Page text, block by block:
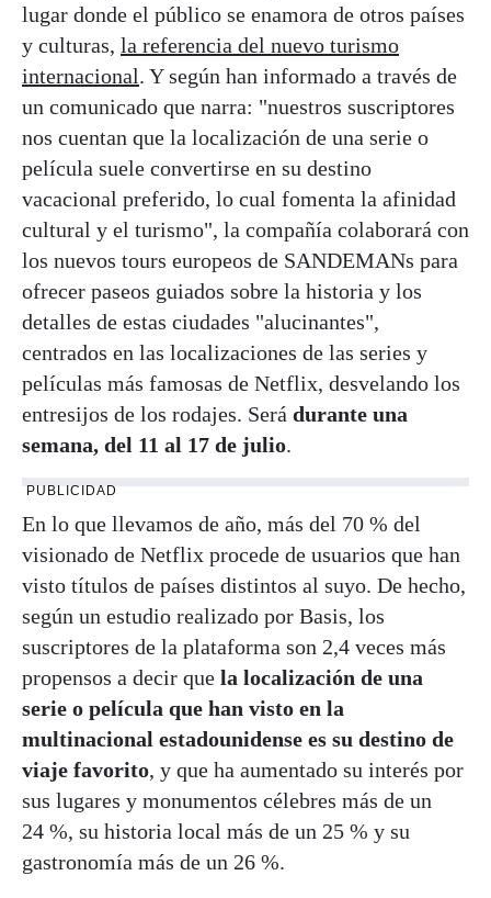
lugar donde el público se enamora de otros países
y culturas, la referencia del nuevo turismo
internacional. Y según han informado a través de
un comunicado que narra: "nuestros suscriptores
nos cuentan que la localización de una serie o
película suele convertirse en su destino
vacacional preferido, lo cual fomenta la afinidad
cultural y el turismo", la compañía colaborará con
los nuevos tours europeos de SANDEMANs para
ofrecer paseos guiados sobre la historia y los
detalles de estas ciudades "alucinantes",
centrados en las localizaciones de las series y
películas más famosas de Netflix, desvelando los
entresijos de los rodajes. Será durante una
semana, del 11 al 17 de julio.
PUBLICIDAD
En lo que llevamos de año, más del 70 % del
visionado de Netflix procede de usuarios que han
visto títulos de países distintos al suyo. De hecho,
según un estudio realizado por Basis, los
suscriptores de la plataforma son 2,4 veces más
propensos a decir que la localización de una
serie o película que han visto en la
multinacional estadounidense es su destino de
viaje favorito, y que ha aumentado su interés por
sus lugares y monumentos célebres más de un
24 %, su historia local más de un 25 % y su
gastronomía más de un 26 %.